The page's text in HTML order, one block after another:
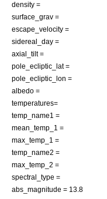
density =
surface_grav =
escape_velocity =
sidereal_day =
axial_tilt =
pole_ecliptic_lat =
pole_ecliptic_lon =
albedo =
temperatures=
temp_name1 =
mean_temp_1 =
max_temp_1 =
temp_name2 =
max_temp_2 =
spectral_type =
abs_magnitude = 13.8